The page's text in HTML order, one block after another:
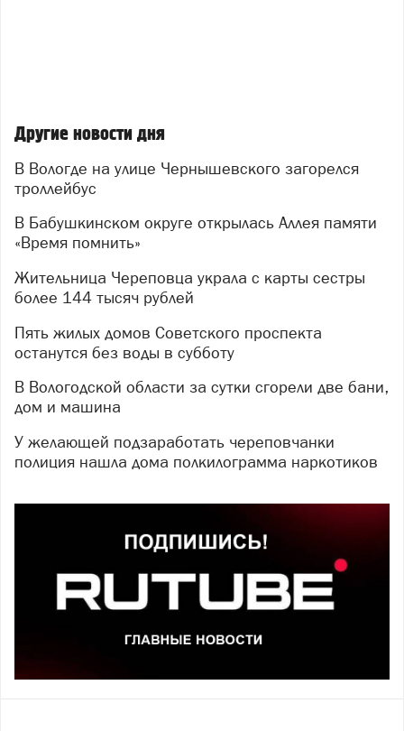
Другие новости дня
В Вологде на улице Чернышевского загорелся
троллейбус
В Бабушкинском округе открылась Аллея памяти
«Время помнить»
Жительница Череповца украла с карты сестры
более 144 тысяч рублей
Пять жилых домов Советского проспекта
останутся без воды в субботу
В Вологодской области за сутки сгорели две бани,
дом и машина
У желающей подзаработать череповчанки
полиция нашла дома полкилограмма наркотиков